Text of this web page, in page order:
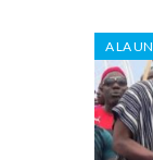
A LA